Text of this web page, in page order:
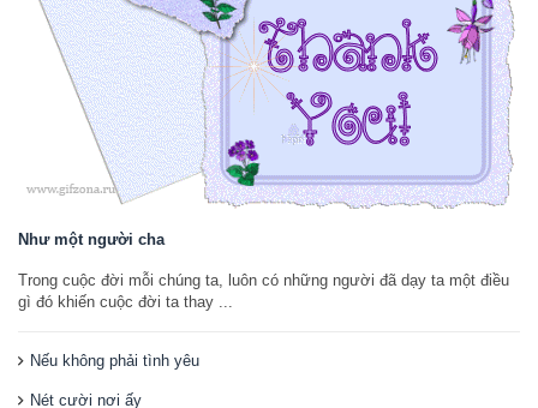
Như một người cha
Trong cuộc đời mỗi chúng ta, luôn có những người đã dạy ta một điều
gì đó khiến cuộc đời ta thay ...
Nếu không phải tình yêu
Nét cười nơi ấy